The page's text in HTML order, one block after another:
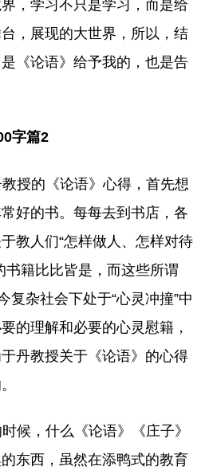
，学习不只是学习，而是给
，展现的大世界，所以，结
《论语》给予我的，也是告
字篇2
授的《论语》心得，首先想
好的书。每每去到书店，各
教人们“怎样做人、怎样对待
书籍比比皆是，而这些所谓
复杂社会下处于“心灵冲撞”中
的理解和必要的心灵慰籍，
丹教授关于《论语》的心得
候，什么《论语》《庄子》
东西，虽然在添鸭式的教育